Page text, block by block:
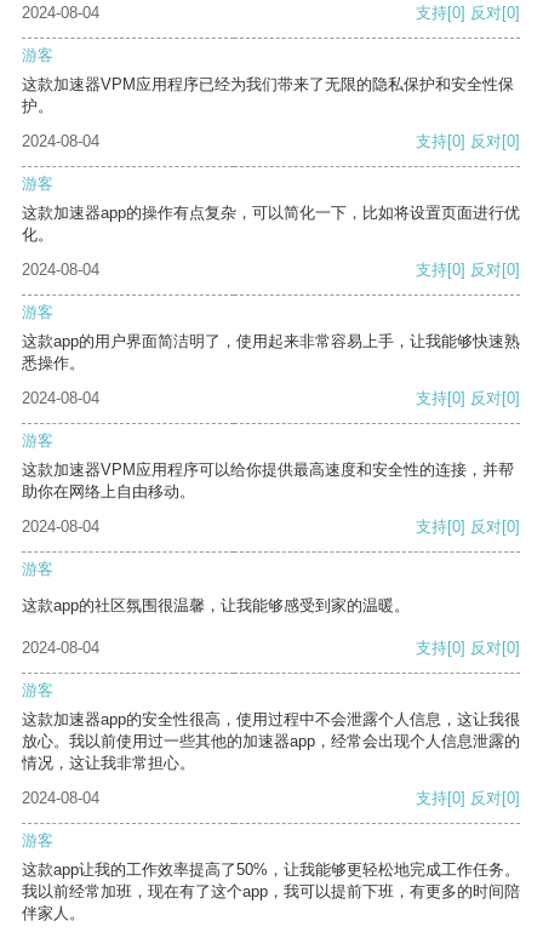
2024-08-04 支持[0] 反对[0]
游客
这款加速器VPM应用程序已经为我们带来了无限的隐私保护和安全性保
护。
2024-08-04
支持[0] 反对[0]
游客
这款加速器app的操作有点复杂，可以简化一下，比如将设置页面进行优
化。
2024-08-04
支持[0] 反对[0]
游客
这款app的用户界面简洁明了，使用起来非常容易上手，让我能够快速熟
悉操作。
2024-08-04
支持[0] 反对[0]
游客
这款加速器VPM应用程序可以给你提供最高速度和安全性的连接，并帮
助你在网络上自由移动。
2024-08-04
支持[0] 反对[0]
游客
这款app的社区氛围很温馨，让我能够感受到家的温暖。
2024-08-04 支持[0] 反对[0]
游客
这款加速器app的安全性很高，使用过程中不会泄露个人信息，这让我很
放心。我以前使用过一些其他的加速器app，经常会出现个人信息泄露的
情况，这让我非常担心。
2024-08-04
支持[0] 反对[0]
游客
这款app让我的工作效率提高了50%，让我能够更轻松地完成工作任务。
我以前经常加班，现在有了这个app，我可以提前下班，有更多的时间陪
伴家人。